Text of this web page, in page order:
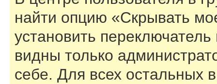
найти опцию «Скрывать
установить
видны только
себе. Для всех остальных